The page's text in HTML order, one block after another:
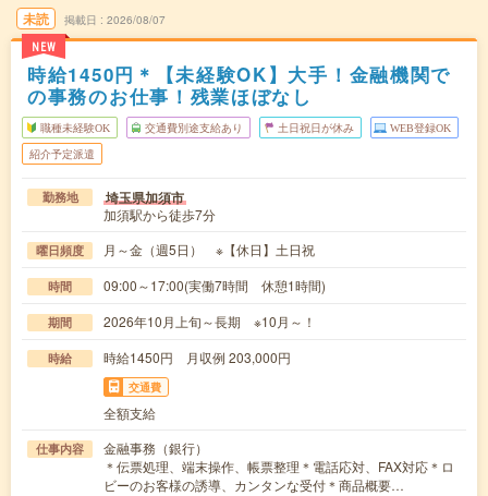
未読
NEW
掲載日 2026/08/07
時給1450円＊【未経験OK】大手！金融機関で
の事務のお仕事！残業ほぼなし
職種未経験OK 交通費別途支給あり 土日祝日が休み WEB登録OK
紹介予定派遣
勤務地 埼玉県加須市
加須駅から徒歩7分
曜日頻度 月～金（週5日） ※【休日】土日祝
時間 09:00～17:00(実働7時間 休憩1時間)
期間 2026年10月上旬～長期 ※10月～！
時給 時給1450円 月収例 203,000円
交通費
全額支給
仕事内容
金融事務（銀行）
＊伝票処理、端末操作、帳票整理＊電話応対、FAX対応＊ロ
ビーのお客様の誘導、カンタンな受付＊商品概要…